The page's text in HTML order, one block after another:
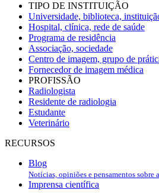
TIPO DE INSTITUIÇÃO
Universidade, biblioteca,
Hospital, clínica, rede de saúde
Programa de residência
Associação, sociedade
Centro de imagem, grupo de
Fornecedor de imagem médica
PROFISSÃO
Radiologista
Residente de radiologia
Estudante
Veterinário
RECURSOS
Blog
Notícias, opiniões e pensamentos sobre
Imprensa científica